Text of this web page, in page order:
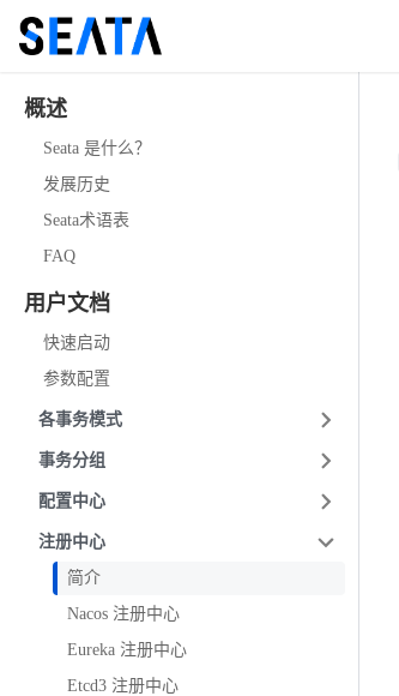
概述
Seata 是什么？
发展历史
Seata术语表
FAQ
用户文档
快速启动
参数配置
各事务模式
事务分组
配置中心
注册中心
简介
Nacos 注册中心
Eureka 注册中心
Etcd3 注册中心